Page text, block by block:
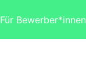
Für Bewerber*innen